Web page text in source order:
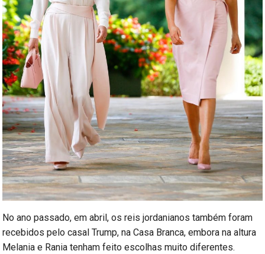
No ano passado, em abril, os reis jordanianos também foram
recebidos pelo casal Trump, na Casa Branca, embora na altura
Melania e Rania tenham feito escolhas muito diferentes.